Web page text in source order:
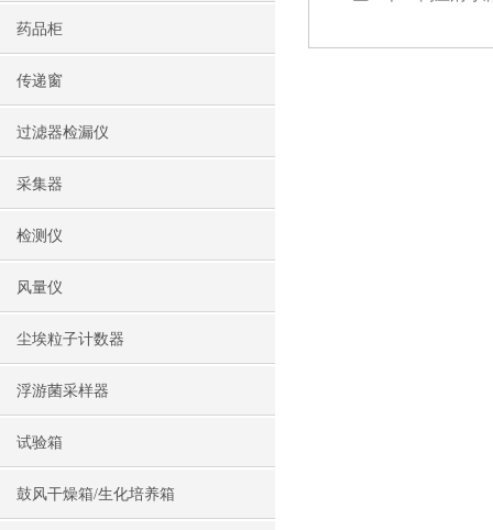
药品柜
传递窗
过滤器检漏仪
采集器
检测仪
风量仪
尘埃粒子计数器
浮游菌采样器
试验箱
鼓风干燥箱/生化培养箱